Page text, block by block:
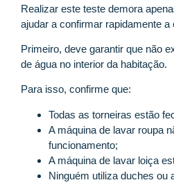
Realizar este teste demora
ajudar a confirmar rapidamente
Primeiro, deve garantir que não
de água no interior da habitação.
Para isso, confirme que:
Todas as torneiras estão
A máquina de lavar roupa
funcionamento;
A máquina de lavar loiça
Ninguém utiliza duches ou